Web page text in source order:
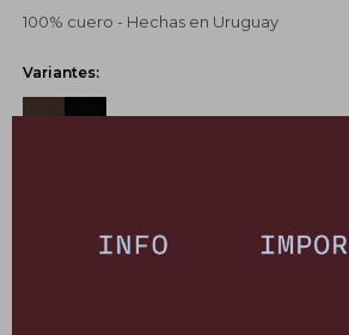
100% cuero - Hechas en Uruguay
Variantes: